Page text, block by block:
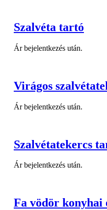
Szalvéta tartó
Ár bejelentkezés után.
Virágos
Ár bejelentkezés után.
Szalvétatekercs
Ár bejelentkezés után.
Fa vödör konyhai